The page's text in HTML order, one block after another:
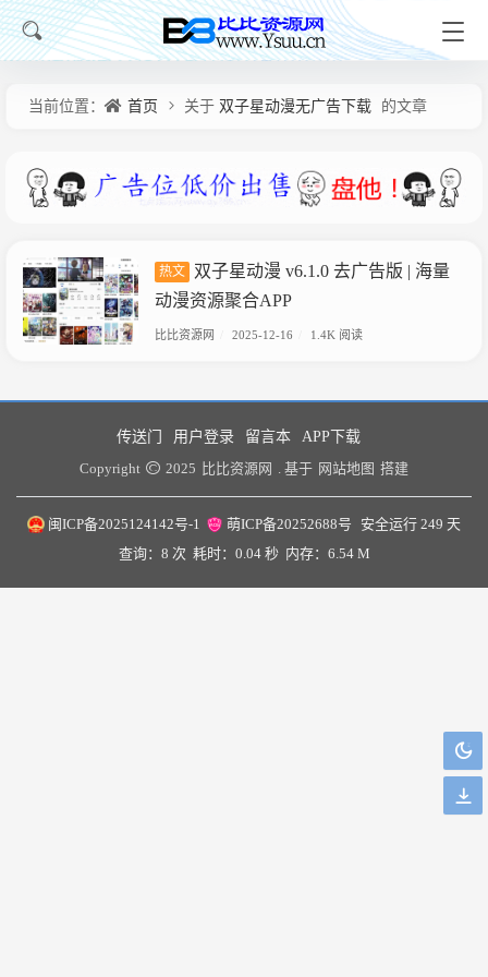
当前位置： 首页 关于 双子星动漫无广告下载 的文章
热文
双子星动漫 v6.1.0 去广告版 | 海量
动漫资源聚合APP
比比资源网 2025-12-16 1.4K 阅读
传送门 用户登录 留言本
APP下载
Copyright
2025 比比资源网 . 基于 网站地图 搭建
闽ICP备2025124142号-1 萌ICP备20252688号 安全运行 249 天
查询：8 次 耗时：0.04 秒 内存：6.54 M